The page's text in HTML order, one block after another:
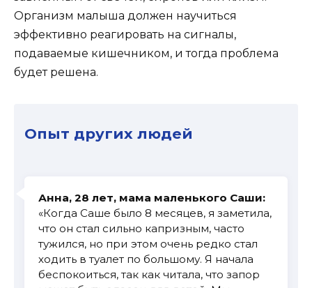
Организм малыша должен научиться
эффективно реагировать на сигналы,
подаваемые кишечником, и тогда проблема
будет решена.
Опыт других людей
Анна, 28 лет, мама маленького Саши:
«Когда Саше было 8 месяцев, я заметила,
что он стал сильно капризным, часто
тужился, но при этом очень редко стал
ходить в туалет по большому. Я начала
беспокоиться, так как читала, что запор